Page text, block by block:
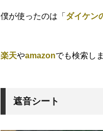
僕が使ったのは「 ダイケン
楽天やamazonでも検索し
遮音シート